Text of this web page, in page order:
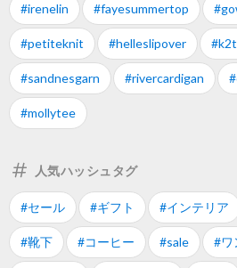
#irenelin #fayesummertop
#petiteknit #helleslipover
#sandnesgarn #rivercardigan
#mollytee
人気ハッシュタグ
#セール #ギフト #インテリア
#靴下 #コーヒー #sale #ワ